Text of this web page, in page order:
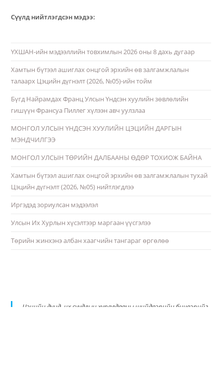
Сүүлд нийтлэгдсэн мэдээ:
ҮХШАН-ийн мэдээллийн товхимлын 2026 оны 8 дахь дугаар
Хамтын бүтээл ашиглах онцгой эрхийн өв залгамжлалын
талаарх Цэцийн дүгнэлт (2026, №05)-ийн тойм
Бүгд Найрамдах Франц Улсын Үндсэн хуулийн зөвлөлийн
гишүүн Франсуа Пиллег хүлээн авч уулзлаа
МОНГОЛ УЛСЫН ҮНДСЭН ХУУЛИЙН ЦЭЦИЙН ДАРГЫН
МЭНДЧИЛГЭЭ
МОНГОЛ УЛСЫН ТӨРИЙН ДАЛБААНЫ ӨДӨР ТОХИОЖ БАЙНА
Хамтын бүтээл ашиглах онцгой эрхийн өв залгамжлалын тухай
Цэцийн дүгнэлт (2026, №05) нийтлэгдлээ
Иргэдэд зориулсан мэдээлэл
Улсын Их Хурлын хүсэлтээр маргаан үүсгэлээ
Төрийн жинхэнэ албан хаагчийн тангараг өргөлөө
Цэцийн дунд, их суудлын хуралдааны шийдвэрийн бичвэрийг